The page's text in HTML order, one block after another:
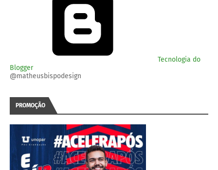
Tecnologia do
Blogger
@matheusbispodesign
PROMOÇÃO